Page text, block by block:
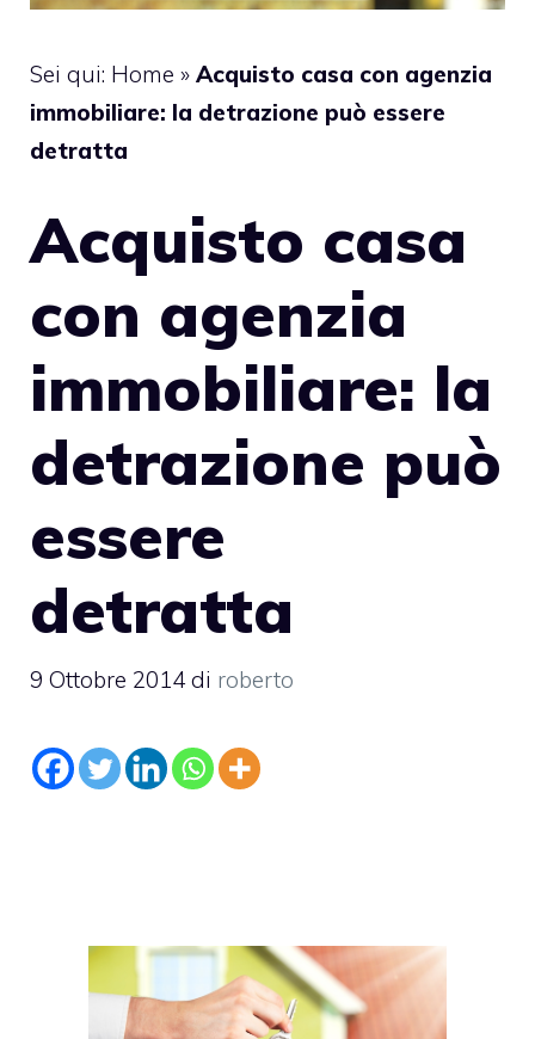
Sei qui: Home » Acquisto casa con agenzia
immobiliare: la detrazione può essere
detratta
Acquisto casa
con agenzia
immobiliare: la
detrazione può
essere
detratta
9 Ottobre 2014 di roberto